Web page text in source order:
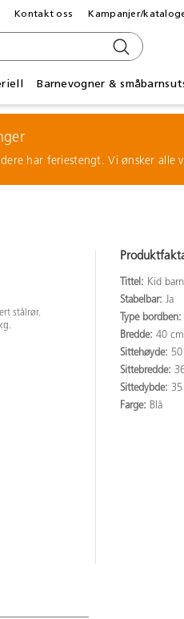
Barnevogner &
Kontakt oss Kampanjer/
har feriestengt. Vi ønsker
stålrør.
Tittel: Kid
Stabelbar:Ja
Type
Bredde:40 cm
Sittehøyde:
Sittebredde:
Sittedybde:35
Farge: Blå